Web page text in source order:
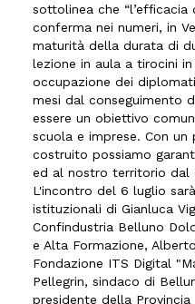
sottolinea che
conferma nei numeri, in
maturità della durata di
lezione in aula a tirocini
occupazione dei
mesi dal conseguimento
essere un obiettivo
scuola e imprese. Con
costruito possiamo
ed al nostro territorio dal
L'incontro del 6 luglio
istituzionali di Gianluca
Confindustria Belluno
e Alta Formazione,
Fondazione ITS Digital
Pellegrin, sindaco di
presidente della